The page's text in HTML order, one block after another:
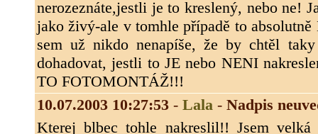
nerozeznáte,jestli je to kreslený, nebo ne!
jako živý-ale v tomhle případě to
sem už nikdo nenapíše, že by chtěl
dohadovat, jestli to JE nebo NENI
TO FOTOMONTÁŽ!!!
10.07.2003 10:27:53 - Lala - Nadpis
Kterej blbec tohle nakreslil!! Jsem velká